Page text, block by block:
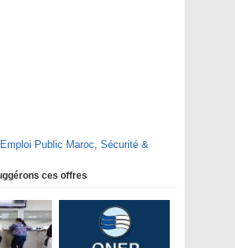
Emploi Public Maroc, Sécurité &
ces offres